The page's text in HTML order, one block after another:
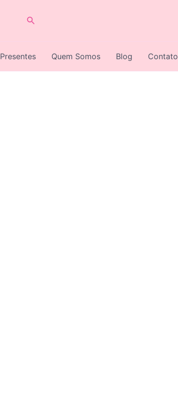
Pesquisar
Presentes Quem Somos Blog Contato